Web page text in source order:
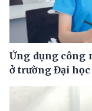
Ứng dụng công
ở trường Đại học